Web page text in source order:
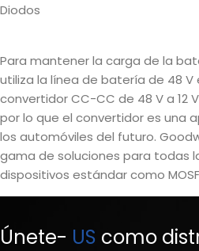
Diodos
Para mantener la carga de la
utiliza la línea de batería de 48 V
convertidor CC-CC de 48 V a 12
por lo que el convertidor es una
los automóviles del futuro.
gama de soluciones para todas
dispositivos estándar como
Únete- US como